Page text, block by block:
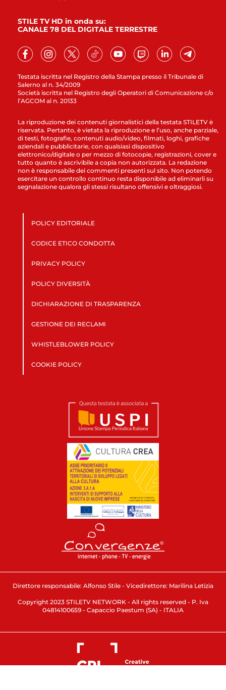
Testata iscritta nel Registro della Stampa presso il Tribunale di
Salerno al n. 34/2009
Società iscritta nel Registro degli Operatori di Comunicazione c/o
l’AGCOM al n. 20133
STILE TV HD in onda su:
CANALE 78 DEL DIGITALE TERRESTRE
La riproduzione dei contenuti giornalistici della testata STILETV è
riservata. Pertanto, è vietata la riproduzione e l’uso, anche parziale,
di testi, fotografie, contenuti audio/video, filmati, loghi, grafiche
aziendali e pubblicitarie, con qualsiasi dispositivo
elettronico/digitale o per mezzo di fotocopie, registrazioni, cover e
tutto quanto è ascrivibile a copia non autorizzata. La redazione
non è responsabile dei commenti presenti sul sito. Non potendo
esercitare un controllo continuo resta disponibile ad eliminarli su
segnalazione qualora gli stessi risultano offensivi e oltraggiosi.
POLICY EDITORIALE
CODICE ETICO CONDOTTA
PRIVACY POLICY
POLICY DIVERSITÀ
DICHIARAZIONE DI TRASPARENZA
GESTIONE DEI RECLAMI
WHISTLEBLOWER POLICY
COOKIE POLICY
Direttore responsabile: Alfonso Stile - Vicedirettore: Marilina Letizia
Copyright 2023 STILETV NETWORK - All rights reserved - P. Iva
04814100659 - Capaccio Paestum (SA) - ITALIA